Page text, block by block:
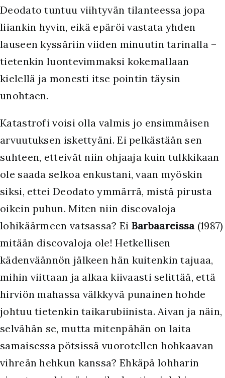
Deodato tuntuu viihtyvän tilanteessa jopa
liiankin hyvin, eikä epäröi vastata yhden
lauseen kyssäriin viiden minuutin tarinalla –
tietenkin luontevimmaksi kokemallaan
kielellä ja monesti itse pointin täysin
unohtaen.
Katastrofi voisi olla valmis jo ensimmäisen
arvuutuksen iskettyäni. Ei pelkästään sen
suhteen, etteivät niin ohjaaja kuin tulkkikaan
ole saada selkoa enkustani, vaan myöskin
siksi, ettei Deodato ymmärrä, mistä pirusta
oikein puhun. Miten niin discovaloja
lohikäärmeen vatsassa? Ei Barbaareissa (1987)
mitään discovaloja ole! Hetkellisen
kädenväännön jälkeen hän kuitenkin tajuaa,
mihin viittaan ja alkaa kiivaasti selittää, että
hirviön mahassa välkkyvä punainen hohde
johtuu tietenkin taikarubiinista. Aivan ja näin,
selvähän se, mutta mitenpähän on laita
samaisessa pötsissä vuorotellen hohkaavan
vihreän hehkun kanssa? Ehkäpä lohharin